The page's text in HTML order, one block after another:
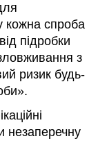
кожна спроба
підробки
з
ризик будь-
незаперечну